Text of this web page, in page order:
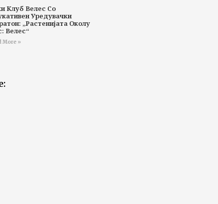
Клуб Велес Со
Уредувачки
„Растенијата Околу
Велес“
More »